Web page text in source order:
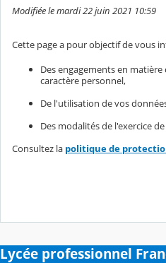
Modifiée le mardi 22 juin 2021 10:59
Cette page a pour objectif de vous
Des engagements en
caractère personnel,
De l'utilisation de vos
Des modalités de l'exercice
Consultez la politique de
Lycée professionnel